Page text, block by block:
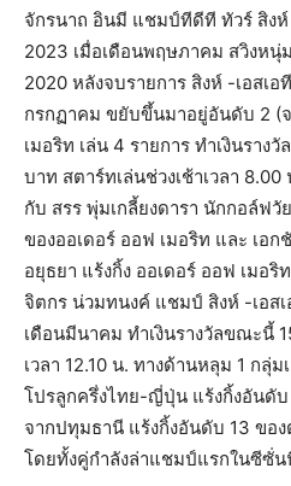
จักรนาถ อินมี แชมป์ทีดีที ทัวร์ สิง
2023 เมื่อเดือนพฤษภาคม สวิงหนุ่
2020 หลังจบรายการ สิงห์ -เอสเ
กรกฏาคม ขยับขึ้นมาอยู่อันดับ 2 (
เมอริท เล่น 4 รายการ ทำเงินราง
บาท สตาร์ทเล่นช่วงเช้าเวลา
กับ สรร พุ่มเกลี้ยงดารา นักกอล์ฟ
ของออเดอร์ ออฟ เมอริท และ เอ
อยุธยา แร้งกิ้ง ออเดอร์ ออฟ เมอ
จิตกร น่วมทนงค์ แชมป์ สิงห์ -เอส
เดือนมีนาคม ทำเงินรางวัลขณะนี้
เวลา 12.10 น. ทางด้านหลุม 1 ก
โปรลูกครึ่งไทย-ญี่ปุ่น แร้งกิ้งอันดั
จากปทุมธานี แร้งกิ้งอันดับ 13 ของ
โดยทั้งคู่กำลังล่าแชมป์แรกในซีซั่น